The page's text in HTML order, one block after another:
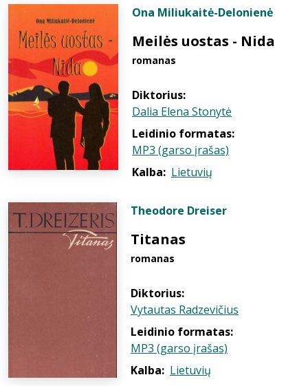
Ona Miliukaitė-Delonienė
Meilės uostas - Nida
romanas
Diktorius:
Dalia Elena Stonytė
Leidinio formatas:
MP3 (garso įrašas)
Kalba: Lietuvių
Theodore Dreiser
Titanas
romanas
Diktorius:
Vytautas Radzevičius
Leidinio formatas:
MP3 (garso įrašas)
Kalba: Lietuvių